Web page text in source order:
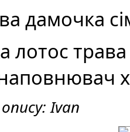
дамочка
лотос
наповнювач
Ivan